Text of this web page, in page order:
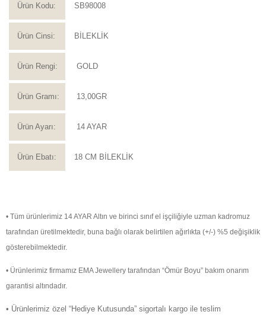
Ürün Kodu: SB98008
Ürün Cinsi: BİLEKLİK
Ürün Rengi: GOLD
Ürün Gramı: 13,00GR
Ürün Ayarı: 14 AYAR
Ürün Ebatı: 18 CM BİLEKLİK
• Tüm ürünlerimiz 14 AYAR Altın ve birinci sınıf el işçiliğiyle uzman kadromuz
tarafından üretilmektedir, buna bağlı olarak belirtilen ağırlıkta (+/-) %5 değişiklik
gösterebilmektedir.
• Ürünlerimiz firmamız EMA Jewellery tarafından “Ömür Boyu” bakım onarım
garantisi altındadır.
• Ürünlerimiz özel “Hediye Kutusunda” sigortalı kargo ile teslim